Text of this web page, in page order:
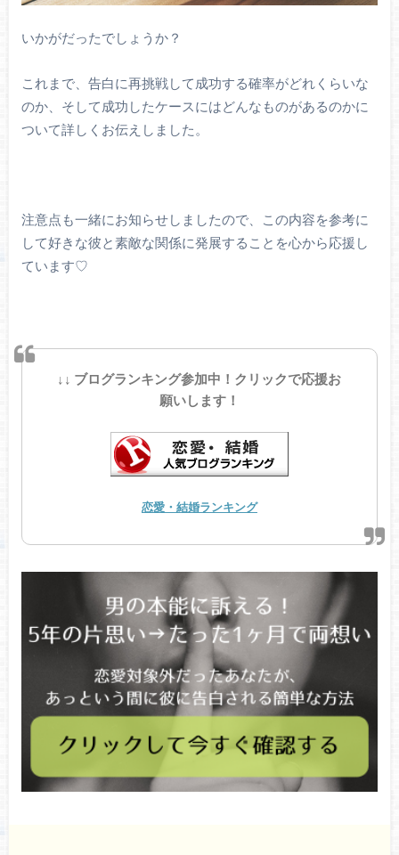
いかがだったでしょうか？
これまで、告白に再挑戦して成功する確率がどれくらいな
のか、そして成功したケースにはどんなものがあるのかに
ついて詳しくお伝えしました。
注意点も一緒にお知らせしましたので、この内容を参考に
して好きな彼と素敵な関係に発展することを心から応援し
ています♡
↓↓ ブログランキング参加中！クリックで応援お
願いします！
恋愛・結婚ランキング